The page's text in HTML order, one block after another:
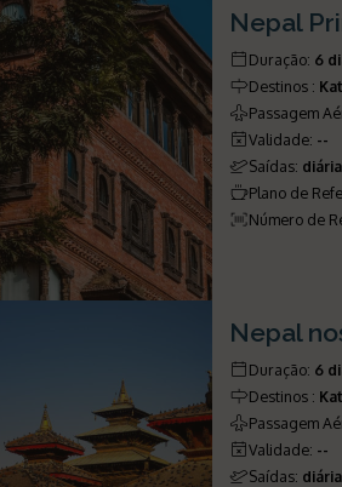
Nepal
Duração: 6
Destinos :
Passagem
Validade: --
Saídas:
Plano de
Número de
Nepal
Duração: 6
Destinos :
Passagem
Validade: --
Saídas: